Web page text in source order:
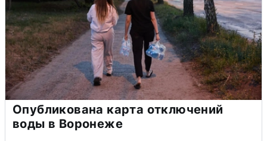
Опубликована карта отключений
воды в Воронеже